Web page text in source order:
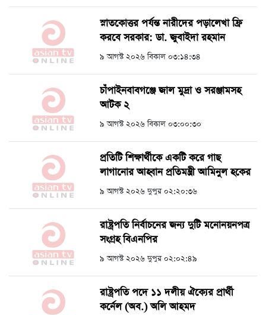
স্নাতকোত্তর পর্যন্ত নারীদের পড়ালেখা ফ্রি
করবে সরকার: ডা. জুবাইদা রহমান
৯ আগস্ট ২০২৬ বিকাল ০৩:১৪:৩৪
চাঁপাইনবাবগঞ্জে জাল মুদ্রা ও সরঞ্জামসহ
আটক ২
৯ আগস্ট ২০২৬ বিকাল ০৩:০০:৩০
প্রতিটি শিক্ষার্থীকে একটি করে গাছ
লাগানোর আহ্বান প্রতিমন্ত্রী আমিনুল হকের
৯ আগস্ট ২০২৬ দুপুর ০২:২০:৩৬
রাষ্ট্রপতি নির্বাচনের জন্য দুটি মনোনয়নপত্র
সংগ্রহ বিএনপির
৯ আগস্ট ২০২৬ দুপুর ০২:০২:৪৯
রাষ্ট্রপতি পদে ১১ দলীয় ঐক্যের প্রার্থী
কর্নেল (অব.) অলি আহমদ